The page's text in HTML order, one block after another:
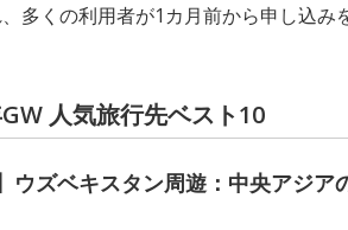
多くの利用者が1カ月前から申し込み
人気旅行先ベスト10
ウズベキスタン周遊：中央アジ